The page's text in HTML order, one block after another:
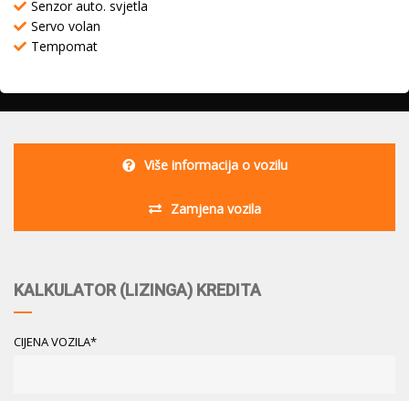
Senzor auto. svjetla
Servo volan
Tempomat
Više informacija o vozilu
Zamjena vozila
KALKULATOR (LIZINGA) KREDITA
CIJENA VOZILA*